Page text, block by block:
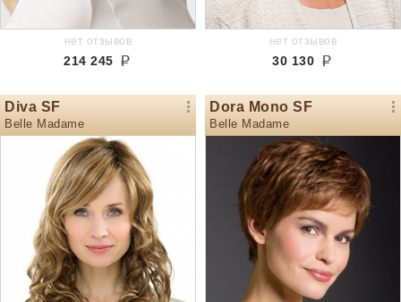
нет отзывов
214 245
нет отзывов
30 130
Diva SF
Belle Madame
Dora Mono SF
Belle Madame